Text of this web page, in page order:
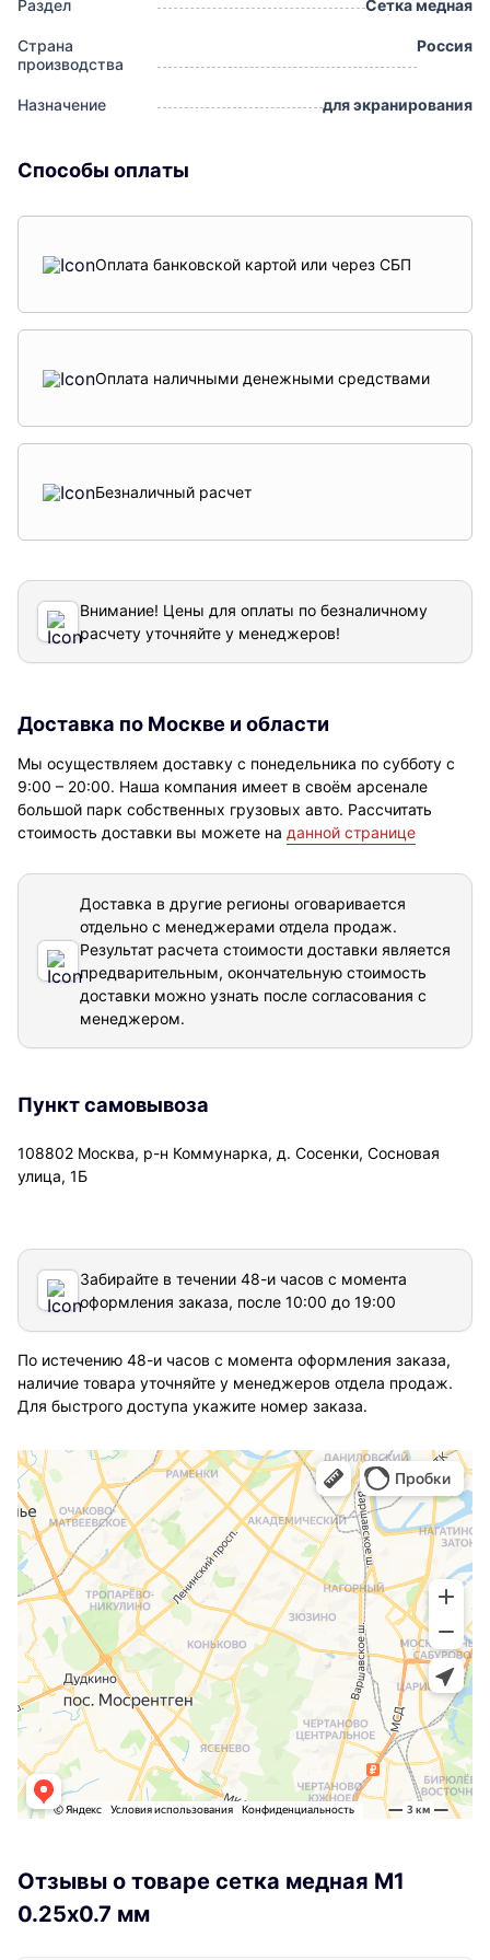
Раздел Сетка медная
Страна
производства
Россия
Назначение для экранирования
Способы оплаты
Оплата банковской картой или через СБП
Оплата наличными денежными средствами
Безналичный расчет
Внимание! Цены для оплаты по безналичному
расчету уточняйте у менеджеров!
Доставка по Москве и области
Мы осуществляем доставку с понедельника по субботу с
9:00 – 20:00. Наша компания имеет в своём арсенале
большой парк собственных грузовых авто. Рассчитать
стоимость доставки вы можете на данной странице
Доставка в другие регионы оговаривается
отдельно с менеджерами отдела продаж.
Результат расчета стоимости доставки является
предварительным, окончательную стоимость
доставки можно узнать после согласования с
менеджером.
Пункт самовывоза
108802 Москва, р-н Коммунарка, д. Сосенки, Сосновая
улица, 1Б
Забирайте в течении 48-и часов с момента
оформления заказа, после 10:00 до 19:00
По истечению 48-и часов с момента оформления заказа,
наличие товара уточняйте у менеджеров отдела продаж.
Для быстрого доступа укажите номер заказа.
Отзывы о товаре сетка медная М1
0.25х0.7 мм